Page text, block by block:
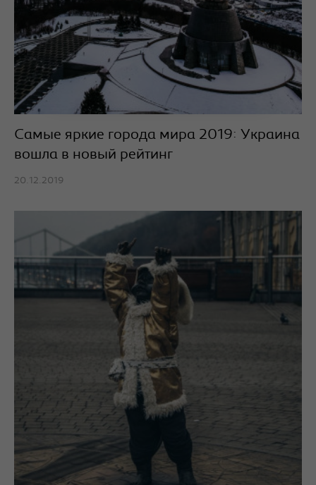
Самые яркие города мира 2019: Украина
вошла в новый рейтинг
20.12.2019